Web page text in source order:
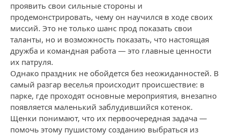
проявить свои сильные стороны и
продемонстрировать, чему он научился в ходе своих
миссий. Это не только шанс прод показать свои
таланты, но и возможность показать, что настоящая
дружба и командная работа — это главные ценности
их патруля.
Однако праздник не обойдется без неожиданностей. В
самый разгар веселья происходит происшествие: в
парке, где проходят основные мероприятия, внезапно
появляется маленький заблудившийся котенок.
Щенки понимают, что их первоочередная задача —
помочь этому пушистому созданию выбраться из